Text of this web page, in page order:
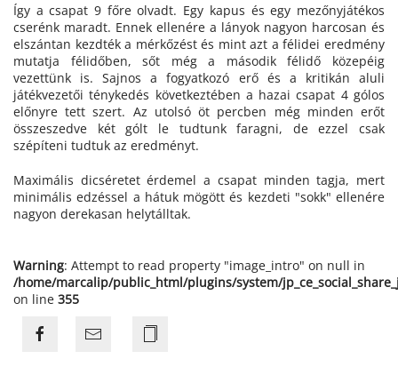
Így a csapat 9 főre olvadt. Egy kapus és egy mezőnyjátékos
cserénk maradt. Ennek ellenére a lányok nagyon harcosan és
elszántan kezdték a mérkőzést és mint azt a félidei eredmény
mutatja félidőben, sőt még a második félidő közepéig
vezettünk is. Sajnos a fogyatkozó erő és a kritikán aluli
játékvezetői ténykedés következtében a hazai csapat 4 gólos
előnyre tett szert. Az utolsó öt percben még minden erőt
összeszedve két gólt le tudtunk faragni, de ezzel csak
szépíteni tudtuk az eredményt.
Maximális dicséretet érdemel a csapat minden tagja, mert
minimális edzéssel a hátuk mögött és kezdeti "sokk" ellenére
nagyon derekasan helytálltak.
Warning: Attempt to read property "image_intro" on null in
/home/marcalip/public_html/plugins/system/
on line 355